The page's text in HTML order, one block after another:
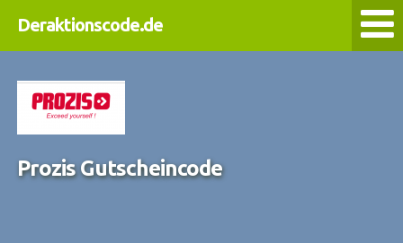
Deraktionscode.de
Prozis Gutscheincode